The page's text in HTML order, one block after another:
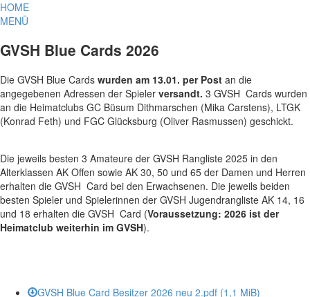
HOME
MENÜ
GVSH Blue Cards 2026
Die GVSH Blue Cards wurden am 13.01. per Post an die
angegebenen Adressen der Spieler versandt. 3 GVSH Cards wurden
an die Heimatclubs GC Büsum Dithmarschen (Mika Carstens), LTGK
(Konrad Feth) und FGC Glücksburg (Oliver Rasmussen) geschickt.
Die jeweils besten 3 Amateure der GVSH Rangliste 2025 in den
Alterklassen AK Offen sowie AK 30, 50 und 65 der Damen und Herren
erhalten die GVSH Card bei den Erwachsenen. Die jeweils beiden
besten Spieler und Spielerinnen der GVSH Jugendrangliste AK 14, 16
und 18 erhalten die GVSH Card (Voraussetzung: 2026 ist der
Heimatclub weiterhin im GVSH).
GVSH Blue Card Besitzer 2026 neu 2.pdf (1,1 MiB)